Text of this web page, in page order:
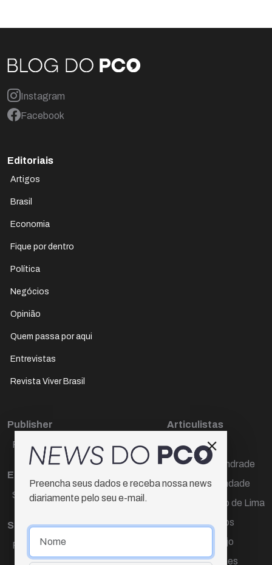
Instagram
Facebook
Editoriais
Artigos
Brasil
Economia
Fique por dentro
Política
Negócios
Opinião
Quem passa por aqui
Entrevistas
Revista Viver Brasil
Publisher
Paulo Cesar de Oliveira
Editora Chefe
Sueli Cotta
Sub-editora
Raquel Ayres
Articulistas
Décio Freire
Dr Marcos Andrade
Hamilton Trindade
Igor Carvalho de Lima
Mario Campos
Renata Araújo
Wagner Gomes
Preencha seus dados e receba nossa news
diariamente pelo seu e-mail.